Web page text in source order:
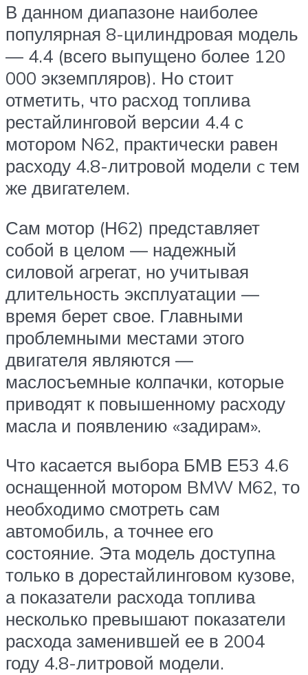
В данном диапазоне наиболее
популярная 8-цилиндровая модель
— 4.4 (всего выпущено более 120
000 экземпляров). Но стоит
отметить, что расход топлива
рестайлинговой версии 4.4 с
мотором N62, практически равен
расходу 4.8-литровой модели c тем
же двигателем.
Сам мотор (Н62) представляет
собой в целом — надежный
силовой агрегат, но учитывая
длительность эксплуатации —
время берет свое. Главными
проблемными местами этого
двигателя являются —
маслосъемные колпачки, которые
приводят к повышенному расходу
масла и появлению «задирам».
Что касается выбора БМВ Е53 4.6
оснащенной мотором BMW M62, то
необходимо смотреть сам
автомобиль, а точнее его
состояние. Эта модель доступна
только в дорестайлинговом кузове,
а показатели расхода топлива
несколько превышают показатели
расхода заменившей ее в 2004
году 4.8-литровой модели.